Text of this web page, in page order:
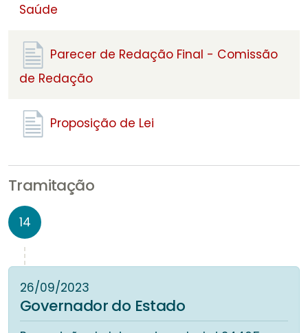
Saúde
Parecer de Redação Final - Comissão
de Redação
Proposição de Lei
Tramitação
14
26/09/2023
Governador do Estado